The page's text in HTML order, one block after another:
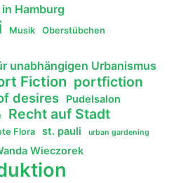
Hamburg
Musik Oberstübchen
unabhängigen Urbanismus
Fiction portfiction
desires Pudelsalon
Recht auf Stadt
Flora st. pauli urban gardening
Wieczorek